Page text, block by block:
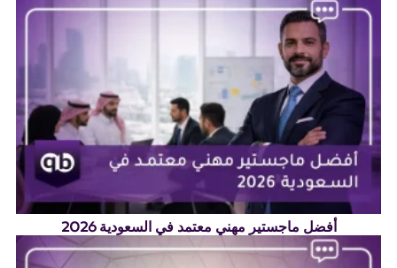
أفضل ماجستير مهني معتمد في السعودية 2026